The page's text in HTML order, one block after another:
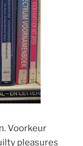
Voorkeur
pleasures